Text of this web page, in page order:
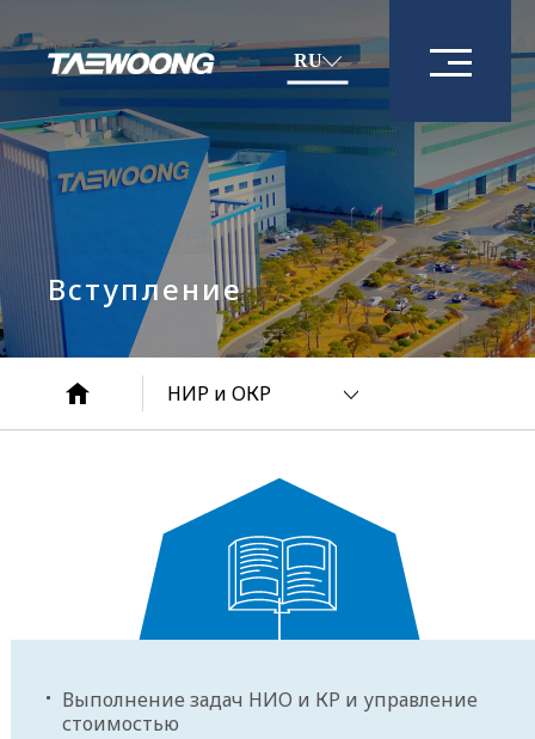
RU
Вступление
НИР и ОКР
исследовательские
Выполнение задач НИО и КР и управление
стоимостью